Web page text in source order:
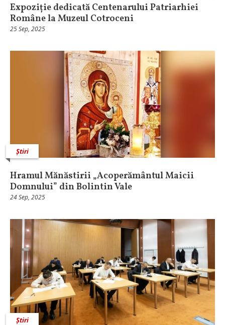
Expoziție dedicată Centenarului Patriarhiei
Române la Muzeul Cotroceni
25 Sep, 2025
Știri
Hramul Mănăstirii „Acoperământul Maicii
Domnului” din Bolintin Vale
24 Sep, 2025
Știri